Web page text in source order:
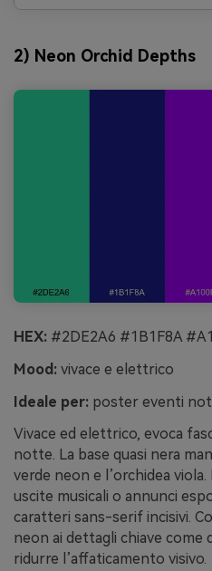
2) Neon Orchid Depths
HEX: #2DE2A6 #1B1F8A
Mood: vivace e elettrico
Ideale per: poster eventi
Vivace ed elettrico, evoca
notte. La base quasi nera
verde neon e l’orchidea
uscite musicali o annunci
caratteri sans-serif incisivi.
neon ai dettagli chiave come
ridurre l’affaticamento visivo.